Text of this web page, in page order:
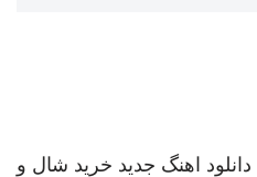
دانلود اهنگ جدید خرید شال و